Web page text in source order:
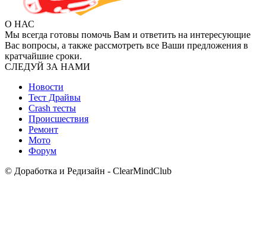
О НАС
Мы всегда готовы помочь Вам и ответить на интересующие
Вас вопросы, а также рассмотреть все Ваши предложения в
кратчайшие сроки.
СЛЕДУЙ ЗА НАМИ
Новости
Тест Драйвы
Crash тесты
Происшествия
Ремонт
Мото
Форум
© Доработка и Редизайн - ClearMindClub